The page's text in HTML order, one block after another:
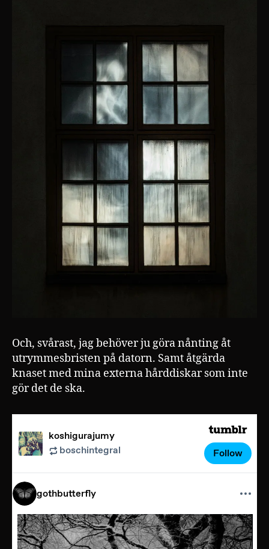
Och, svårast, jag behöver ju göra nånting åt
utrymmesbristen på datorn. Samt åtgärda
knaset med mina externa hårddiskar som inte
gör det de ska.